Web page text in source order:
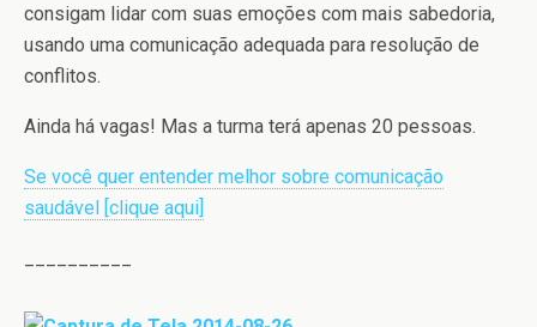
consigam lidar com suas emoções com mais sabedoria,
usando uma comunicação adequada para resolução de
conflitos.
Ainda há vagas! Mas a turma terá apenas 20 pessoas.
Se você quer entender melhor sobre comunicação
saudável [clique aqui]